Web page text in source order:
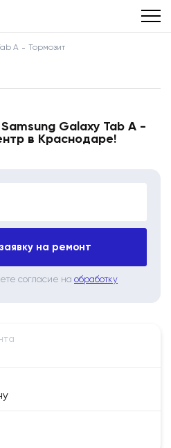
A Тормозит
Galaxy Tab A -
в Краснодаре!
на ремонт
согласие на обработку